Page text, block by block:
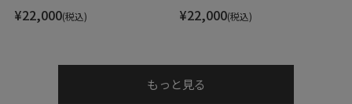
¥22,000(税込) ¥22,000(税込)
もっと見る